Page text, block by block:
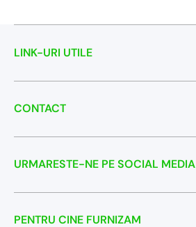
LINK-URI UTILE
CONTACT
URMARESTE-NE PE SOCIAL MEDIA
PENTRU CINE FURNIZAM